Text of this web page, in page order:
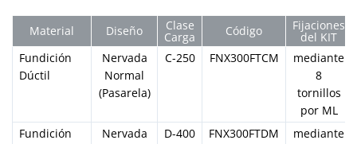
Material Diseño Clase
Carga Código Fijaciones
del KIT
Fundición
Dúctil
Nervada
Normal
(Pasarela)
C-250 FNX300FTCM
mediante
8
tornillos
por ML
Fundición
Nervada
D-400 FNX300FTDM
mediante